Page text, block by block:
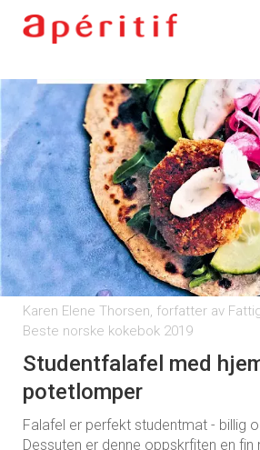
Karen Elene Thorsen, forfatter av
Beste norske kokebok 2019
Studentfalafel med
potetlomper
Falafel er perfekt studentmat - billig
Dessuten er denne oppskrfiten en